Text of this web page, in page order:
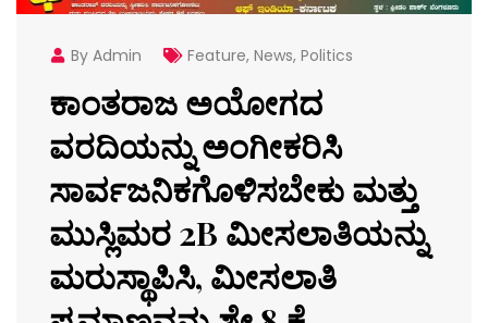
By Admin Feature, News, Politics
ಕಾಂತರಾಜ ಅಯೋಗದ
ವರದಿಯನ್ನು ಅಂಗೀಕರಿಸಿ
ಸಾರ್ವಜನಿಕಗೊಳಿಸಬೇಕು ಮತ್ತು
ಮುಸ್ಲಿಮರ 2B ಮೀಸಲಾತಿಯನ್ನು
ಮರುಸ್ಥಾಪಿಸಿ, ಮೀಸಲಾತಿ